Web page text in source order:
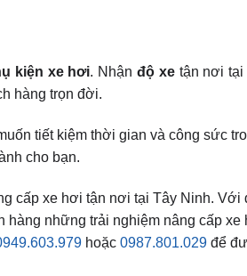
kiện xe hơi. Nhậnđộ xetận nơi tại
hàng trọn đời.
tiết kiệm thời gian và công sức
cho bạn.
cấp xe hơi tận nơi tại Tây Ninh. Với
hàng những trải nghiệm nâng cấp xe
hoặc 0987.801.029 để